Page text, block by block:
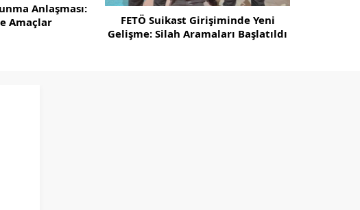
Anlaşması:
Amaçlar
FETÖ Suikast Girişiminde Yeni
Gelişme: Silah Aramaları Başlatıldı